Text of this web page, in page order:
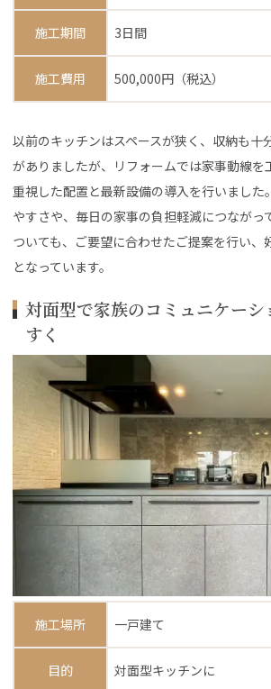
施工期間 3日間
施工費用 500,000円（税込）
以前のキッチンはスペースが狭く、収納も十
がありましたが、リフォームでは家事動線を
重視した配置と最新設備の導入を行いました
やすさや、毎日の家事の負担軽減につながっ
ついても、ご要望に合わせたご提案を行い、
となっています。
対面型で家族のコミュニケー
すく
施工場所 一戸建て
目的 対面型キッチンに